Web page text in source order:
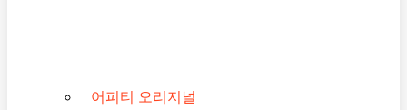
어피티 오리지널